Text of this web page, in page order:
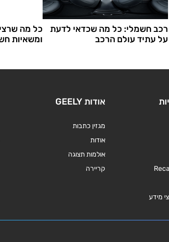
רכב חשמלי: כל מה שכדאי לדעת
על עתיד עולם הרכב
כל מה
ומשאיות
מידע
אודות GEELY
מגזין כתבות
אודות
אולמות תצוגה
קריירה